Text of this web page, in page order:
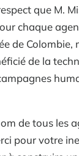
que M.
chaque
de Colombie,
de la
de tous les
pour votre